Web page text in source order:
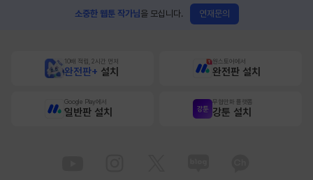
소중한 웹툰 작가님을 모십니다. 연재문의
10배 적립, 2시간 먼저
완전판+ 설치
원스토어에서
완전판 설치
Google Play에서
일반판 설치
무협만화 플랫폼
강툰 설치